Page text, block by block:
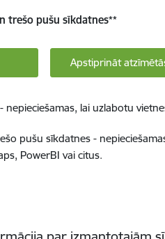
trešo pušu sīkdatnes**
Apstiprināt
nepieciešamas, lai uzlabotu
pušu sīkdatnes -
PowerBI vai citus.